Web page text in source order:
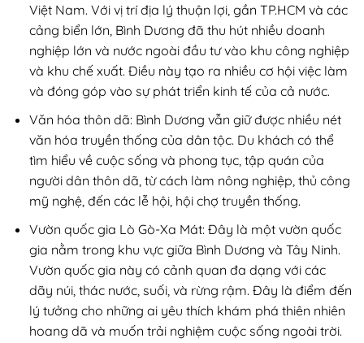
Việt Nam. Với vị trí địa lý thuận lợi, gần TP.HCM và các
cảng biển lớn, Bình Dương đã thu hút nhiều doanh
nghiệp lớn và nước ngoài đầu tư vào khu công nghiệp
và khu chế xuất. Điều này tạo ra nhiều cơ hội việc làm
và đóng góp vào sự phát triển kinh tế của cả nước.
Văn hóa thôn dã: Bình Dương vẫn giữ được nhiều nét
văn hóa truyền thống của dân tộc. Du khách có thể
tìm hiểu về cuộc sống và phong tục, tập quán của
người dân thôn dã, từ cách làm nông nghiệp, thủ công
mỹ nghệ, đến các lễ hội, hội chợ truyền thống.
Vườn quốc gia Lò Gò-Xa Mát: Đây là một vườn quốc
gia nằm trong khu vực giữa Bình Dương và Tây Ninh.
Vườn quốc gia này có cảnh quan đa dạng với các
dãy núi, thác nước, suối, và rừng rậm. Đây là điểm đến
lý tưởng cho những ai yêu thích khám phá thiên nhiên
hoang dã và muốn trải nghiệm cuộc sống ngoài trời.